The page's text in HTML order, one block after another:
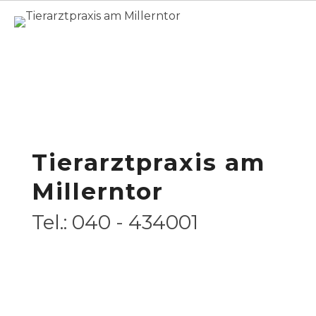
Tierarztpraxis am
Millerntor
Tel.: 040 - 434001
English